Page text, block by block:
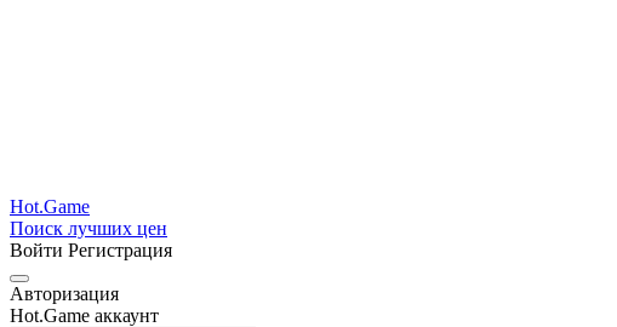
Hot.Game
Поиск лучших цен
Войти Регистрация
Авторизация
Hot.Game аккаунт